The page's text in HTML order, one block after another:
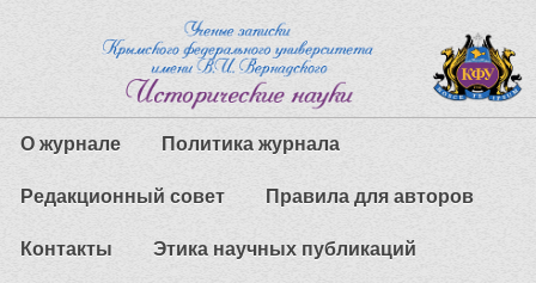
О журнале Политика журнала
Редакционный совет Правила для авторов
Контакты Этика научных публикаций